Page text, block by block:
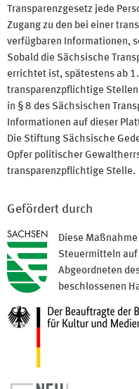
Transparenzgesetz jede
Zugang zu den bei einer
verfügbaren Informationen,
Sobald die Sächsische
errichtet ist, spätestens ab
transparenzpflichtige
in § 8 des Sächsischen
Informationen auf dieser
Die Stiftung Sächsische
Opfer politischer
transparenzpflichtige Stelle.
Gefördert durch
Diese
Steuermitteln auf
Abgeordneten
beschlossenen